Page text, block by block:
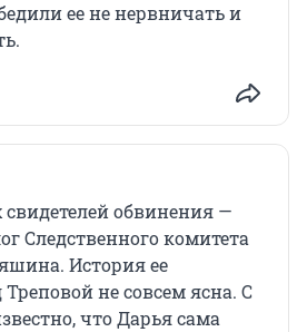
ее не нервничать и
обвинения —
Следственного комитета
История ее
не совсем ясна. С
что Дарья сама